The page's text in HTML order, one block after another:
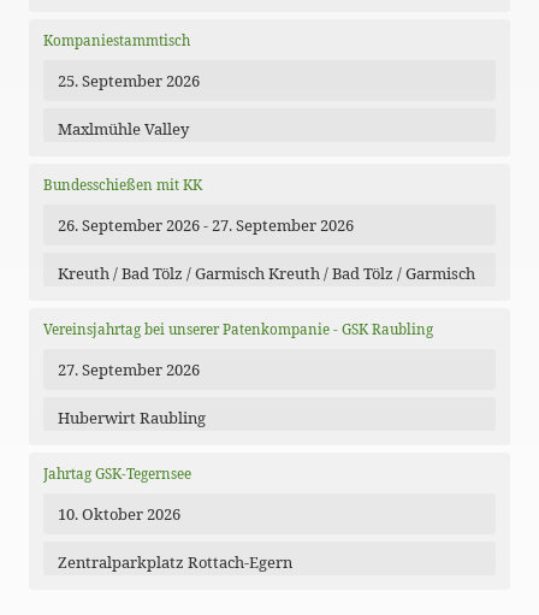
Kompaniestammtisch
25. September 2026
Maxlmühle Valley
Bundesschießen mit KK
26. September 2026 - 27. September 2026
Kreuth / Bad Tölz / Garmisch Kreuth / Bad Tölz / Garmisch
Vereinsjahrtag bei unserer Patenkompanie - GSK Raubling
27. September 2026
Huberwirt Raubling
Jahrtag GSK-Tegernsee
10. Oktober 2026
Zentralparkplatz Rottach-Egern